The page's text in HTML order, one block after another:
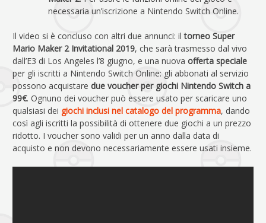
necessaria un’iscrizione a Nintendo Switch Online.
Il video si è concluso con altri due annunci: iltorneo Super
Mario Maker 2 Invitational 2019, che sarà trasmesso dal vivo
dall’E3 di Los Angeles l’8 giugno, e una nuova offerta speciale
per gli iscritti a Nintendo Switch Online: gli abbonati al servizio
possono acquistare due voucher per giochi Nintendo Switch a
99€. Ognuno dei voucher può essere usato per scaricare uno
qualsiasi dei giochi inclusi nel catalogo del programma, dando
così agli iscritti la possibilità di ottenere due giochi a un prezzo
ridotto. I voucher sono validi per un anno dalla data di
acquisto e non devono necessariamente essere usati insieme.